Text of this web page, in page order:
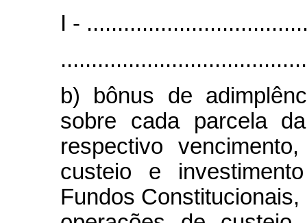
I -
b) bônus de
sobre cada parcela
respectivo
custeio e
Fundos